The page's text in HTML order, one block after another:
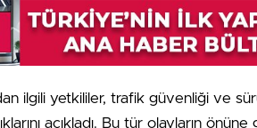
ilgili yetkililer, trafik güvenliği ve
açıkladı. Bu tür olayların